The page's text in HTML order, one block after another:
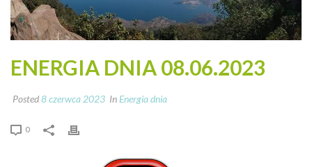
ENERGIA DNIA 08.06.2023
Posted8 czerwca 2023 InEnergia dnia
0